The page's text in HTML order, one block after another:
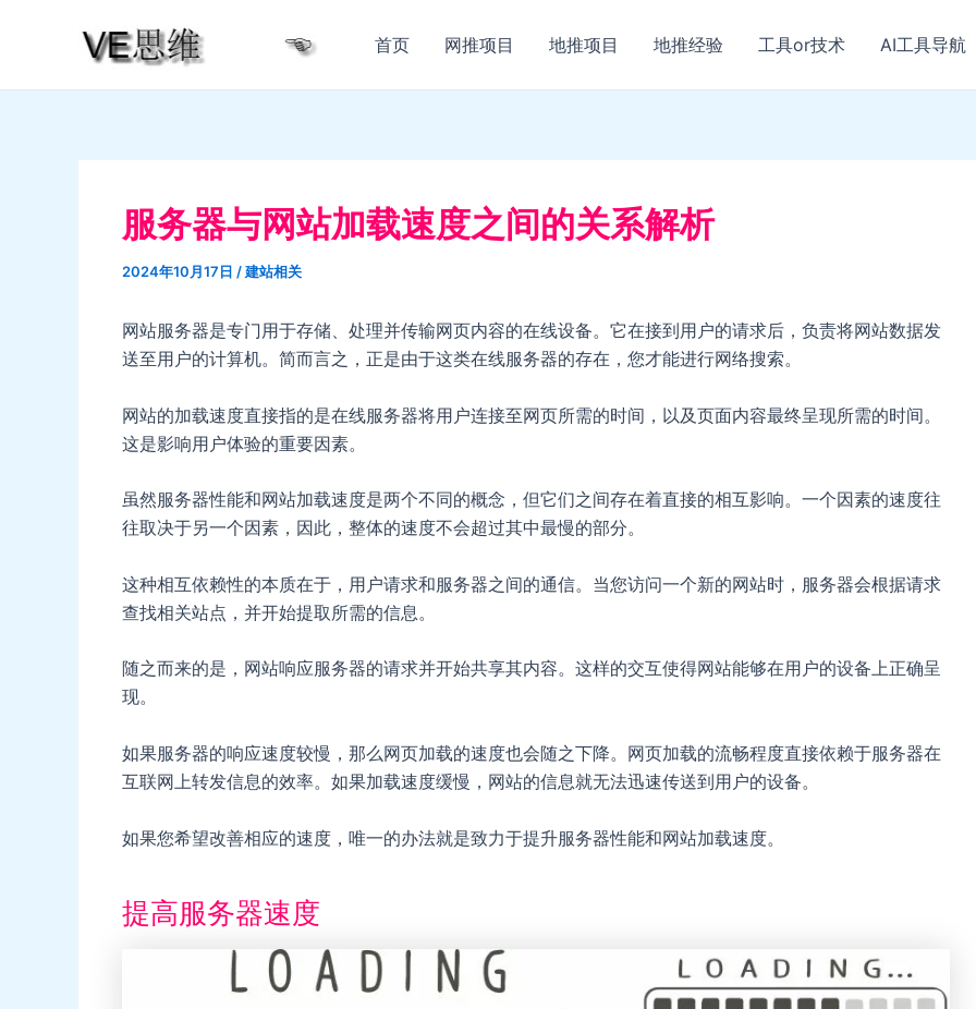
首页 网推项目 地推项目 地推经验 工具or技术 AI工具导航
服务器与网站加载速度之间的关系解析
2024年10月17日 /建站相关
网站服务器是专门用于存储、处理并传输网页内容的在线设备。它在接到用户的请求后，负责将网站数据发
送至用户的计算机。简而言之，正是由于这类在线服务器的存在，您才能进行网络搜索。
网站的加载速度直接指的是在线服务器将用户连接至网页所需的时间，以及页面内容最终呈现所需的时间。
这是影响用户体验的重要因素。
虽然服务器性能和网站加载速度是两个不同的概念，但它们之间存在着直接的相互影响。一个因素的速度往
往取决于另一个因素，因此，整体的速度不会超过其中最慢的部分。
这种相互依赖性的本质在于，用户请求和服务器之间的通信。当您访问一个新的网站时，服务器会根据请求
查找相关站点，并开始提取所需的信息。
随之而来的是，网站响应服务器的请求并开始共享其内容。这样的交互使得网站能够在用户的设备上正确呈
现。
如果服务器的响应速度较慢，那么网页加载的速度也会随之下降。网页加载的流畅程度直接依赖于服务器在
互联网上转发信息的效率。如果加载速度缓慢，网站的信息就无法迅速传送到用户的设备。
如果您希望改善相应的速度，唯一的办法就是致力于提升服务器性能和网站加载速度。
提高服务器速度